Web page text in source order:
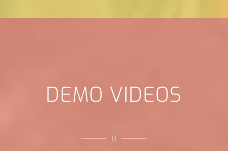
DEMO VIDEOS